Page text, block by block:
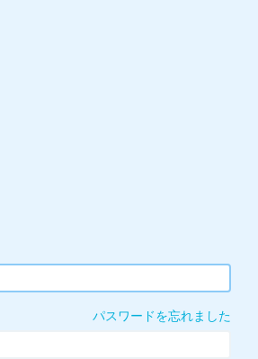
パスワードを忘れました